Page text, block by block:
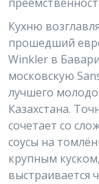
Кухню
прошедший
Winkler в
московскую
лучшего
Казахстана.
сочетает со
соусы на
крупным
выстраивается